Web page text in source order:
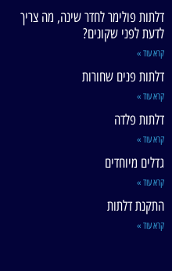
דלתות פולימר לחדר שינה, מה צריך
לדעת לפני שקונים?
קרא עוד »
דלתות פנים שחורות
קרא עוד »
דלתות פלדה
קרא עוד »
גדלים מיוחדים
קרא עוד »
התקנת דלתות
קרא עוד »